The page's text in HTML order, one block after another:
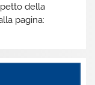
della
pagina: